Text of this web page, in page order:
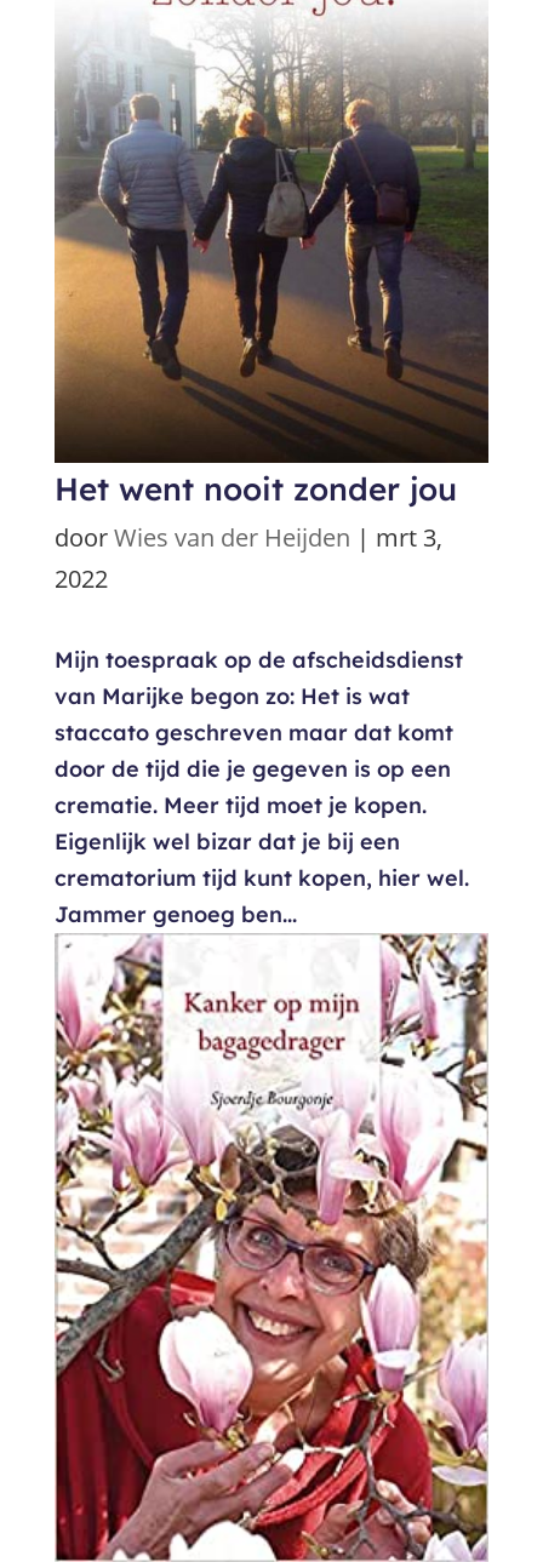
Het went nooit zonder jou
doorWies van der Heijden | mrt 3,
2022
Mijn toespraak op de afscheidsdienst
van Marijke begon zo: Het is wat
staccato geschreven maar dat komt
door de tijd die je gegeven is op een
crematie. Meer tijd moet je kopen.
Eigenlijk wel bizar dat je bij een
crematorium tijd kunt kopen, hier wel.
Jammer genoeg ben...